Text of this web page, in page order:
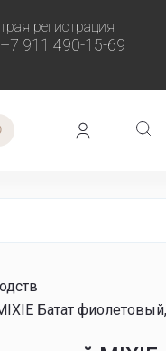
регистрация
+7 911 490-15-69
Батат